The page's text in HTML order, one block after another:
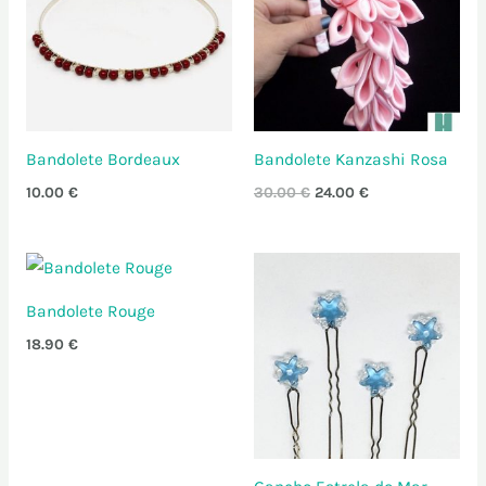
Bandolete Bordeaux
10.00 €
Bandolete Kanzashi Rosa
30.00€
30.00 €.
24.00 €
24.00 €.
Bandolete Rouge
18.90 €